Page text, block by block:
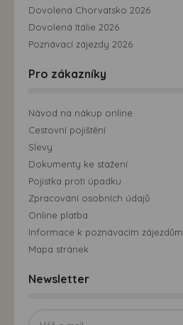
Dovolená Chorvatsko 2026
Dovolená Itálie 2026
Poznávací zájezdy 2026
Pro zákazníky
Návod na nákup online
Cestovní pojištění
Slevy
Dokumenty ke stažení
Pojistka proti úpadku
Zpracování osobních údajů
Online platba
Informace k poznávacím zájezdům
Mapa stránek
Newsletter